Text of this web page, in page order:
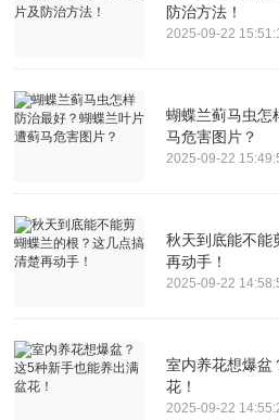
防治方法！
2025-09-22
蝴蝶兰蓟马虫怎
马危害图片？
2025-09-22
秋天到底能不能
再动手！
2025-09-22
室内养花想爆盆
花！
2025-09-22